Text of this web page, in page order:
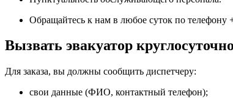
Обращайтесь к нам в любое суток по
Вызвать эвакуатор круглосуточно
Для заказа, вы должны сообщить диспетчеру:
свои данные (ФИО, контактный телефон);